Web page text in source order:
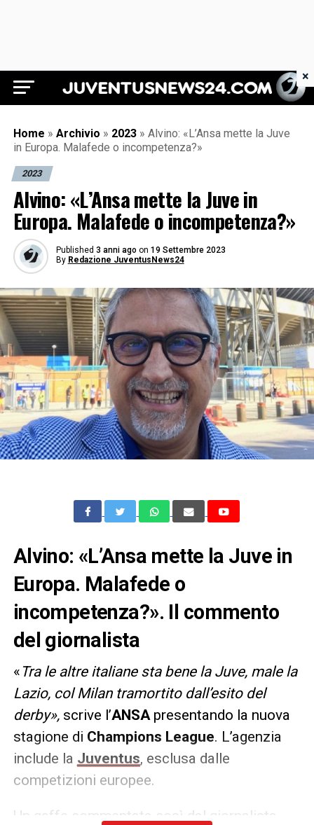
Juventus News 24
Home » Archivio » 2023 » Alvino: «L’Ansa mette la Juve
in Europa. Malafede o incompetenza?»
2023
Alvino: «L’Ansa mette la Juve in
Europa. Malafede o incompetenza?»
Published 3 anni ago on 19 Settembre 2023
By Redazione JuventusNews24
Alvino: «L’Ansa mette la Juve in
Europa. Malafede o
incompetenza?». Il commento
del giornalista
« Tra le altre italiane sta bene la Juve, male la
Lazio, col Milan tramortito dall’esito del
derby»,scrive l’ANSApresentando la nuova
stagione di Champions League. L’agenzia
include la Juventus, esclusa dalle
competizioni europee.
Un gaffe commentata così dal giornalista
×